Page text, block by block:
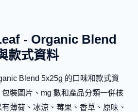
- Organic Blend
款式資料
Blend 5x25g 的口味和款式資
裝圖片、mg 數和產品分類一併核
薄荷、冰涼、莓果、香草、原味、